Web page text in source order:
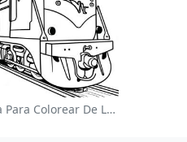
Página Para Colorear De Locomotora Colorida